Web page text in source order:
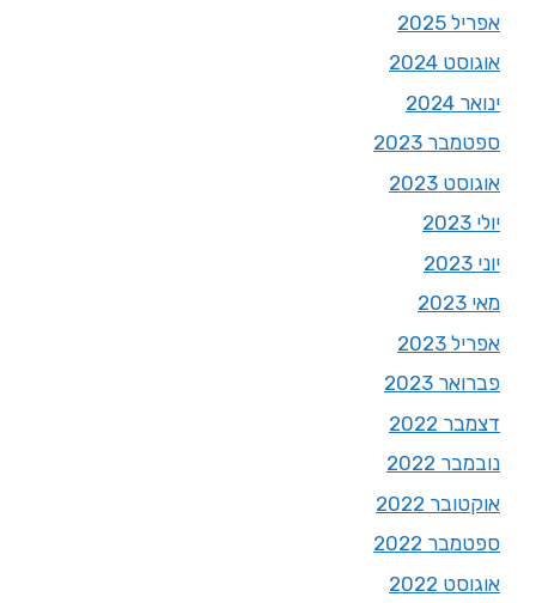
אפריל 2025
אוגוסט 2024
ינואר 2024
ספטמבר 2023
אוגוסט 2023
יולי 2023
יוני 2023
מאי 2023
אפריל 2023
פברואר 2023
דצמבר 2022
נובמבר 2022
אוקטובר 2022
ספטמבר 2022
אוגוסט 2022